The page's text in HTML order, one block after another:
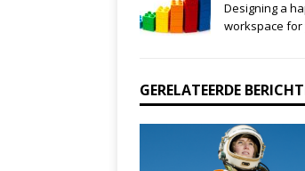
Designing a
workspace
GERELATEERDE